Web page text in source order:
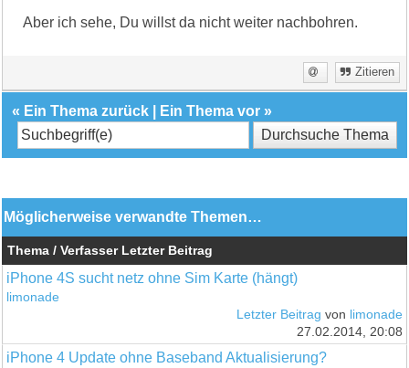
Aber ich sehe, Du willst da nicht weiter nachbohren.
Zitieren
« Ein Thema zurück Ein Thema vor »
Möglicherweise verwandte Themen…
Thema / Verfasser Letzter Beitrag
iPhone 4S sucht netz ohne Sim Karte (hängt)
limonade
Letzter Beitrag von limonade
27.02.2014, 20:08
iPhone 4 Update ohne Baseband Aktualisierung?